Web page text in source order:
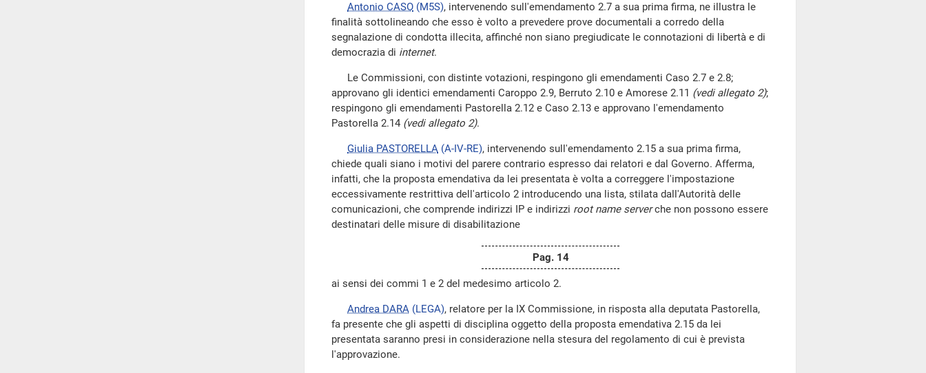
Antonio CASO (M5S), intervenendo sull'emendamento 2.7 a sua prima firma, ne illustra le
finalità sottolineando che esso è volto a prevedere prove documentali a corredo della
segnalazione di condotta illecita, affinché non siano pregiudicate le connotazioni di libertà e di
democrazia di internet.
Le Commissioni, con distinte votazioni, respingono gli emendamenti Caso 2.7 e 2.8;
approvano gli identici emendamenti Caroppo 2.9, Berruto 2.10 e Amorese 2.11 (vedi allegato 2);
respingono gli emendamenti Pastorella 2.12 e Caso 2.13 e approvano l'emendamento
Pastorella 2.14 (vedi allegato 2).
Giulia PASTORELLA (A-IV-RE), intervenendo sull'emendamento 2.15 a sua prima firma,
chiede quali siano i motivi del parere contrario espresso dai relatori e dal Governo. Afferma,
infatti, che la proposta emendativa da lei presentata è volta a correggere l'impostazione
eccessivamente restrittiva dell'articolo 2 introducendo una lista, stilata dall'Autorità delle
comunicazioni, che comprende indirizzi IP e indirizzi root name serverche non possono essere
destinatari delle misure di disabilitazione
Pag. 14
ai sensi dei commi 1 e 2 del medesimo articolo 2.
Andrea DARA (LEGA), relatore per la IX Commissione, in risposta alla deputata Pastorella,
fa presente che gli aspetti di disciplina oggetto della proposta emendativa 2.15 da lei
presentata saranno presi in considerazione nella stesura del regolamento di cui è prevista
l'approvazione.